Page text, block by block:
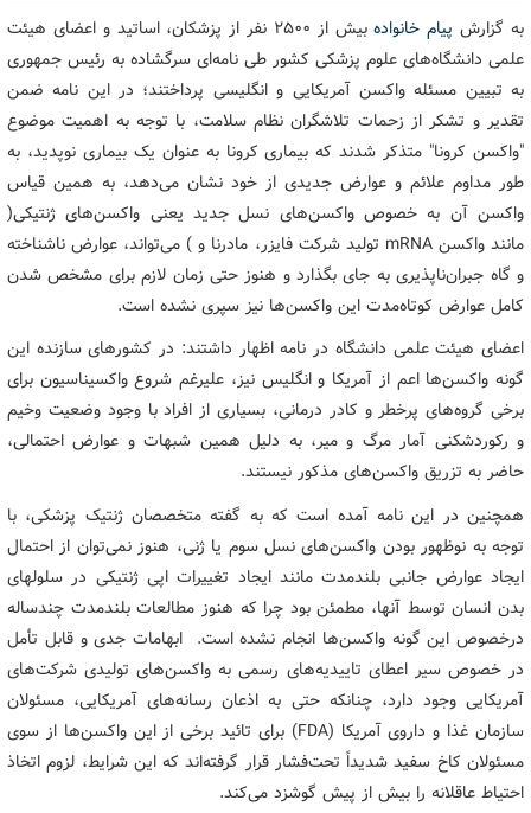
به گزارش پیام خانواده
بیش از 2500 نفر از پزشکان، اساتید و اعضای هیئت
علمی دانشگاه‌های علوم پزشکی کشور طی نامه‌ای سرگشاده به رئیس جمهوری
به تبیین مسئله واکسن آمریکایی و انگلیسی پرداختند؛ در این نامه ضمن
تقدیر و تشکر از زحمات تلاشگران نظام سلامت، با توجه به اهمیت موضوع
"واکسن کرونا" متذکر شدند که بیماری کرونا به عنوان یک بیماری نوپدید، به
طور مداوم علائم و عوارض جدیدی از خود نشان می‌دهد، به همین قیاس
واکسن آن به خصوص واکسن‌های نسل جدید یعنی واکسن‌های ژنتیکی(
مانند واکسن mRNA تولید شرکت فایزر، مادرنا و ) می‌تواند، عوارض ناشناخته
و گاه جبران‌ناپذیری به جای بگذارد و هنوز حتی زمان لازم برای مشخص شدن
کامل عوارض کوتاه‌مدت این واکسن‌ها نیز سپری نشده است.
اعضای هیئت علمی دانشگاه در نامه اظهار داشتند: در کشورهای سازنده این
گونه واکسن‌ها اعم از آمریکا و انگلیس نیز، علیرغم شروع واکسیناسیون برای
برخی گروه‌های پرخطر و کادر درمانی، بسیاری از افراد با وجود وضعیت وخیم
و رکوردشکنی آمار مرگ و میر، به دلیل همین شبهات و عوارض احتمالی،
حاضر به تزریق واکسن‌های مذکور نیستند.
همچنین در این نامه آمده است که به گفته متخصصان ژنتیک پزشکی، با
توجه به نوظهور بودن واکسن‌های نسل سوم یا ژنی، هنوز نمی‌توان از احتمال
ایجاد عوارض جانبی بلندمدت مانند ایجاد تغییرات اپی ژنتیکی در سلولهای
بدن انسان توسط آنها، مطمئن بود چرا که هنوز مطالعات بلندمدت چندساله
درخصوص این گونه واکسن‌ها انجام نشده است. ابهامات جدی و قابل تأمل
در خصوص سیر اعطای تاییدیه‌های رسمی به واکسن‌های تولیدی شرکت‌های
آمریکایی وجود دارد، چنانکه حتی به اذعان رسانه‌های آمریکایی، مسئولان
سازمان غذا و داروی آمریکا (FDA) برای تائید برخی از این واکسن‌ها از سوی
مسئولان کاخ سفید شدیداً تحت‌فشار قرار گرفته‌اند که این شرایط، لزوم اتخاذ
احتیاط عاقلانه را بیش از پیش گوشزد می‌کند.